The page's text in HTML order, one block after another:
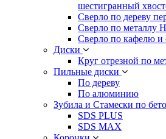
шестигранный
Сверло по дереву
Сверло по металлу
Сверло по кафелю и
Диски
Круг отрезной по
Пильные диски
По дереву
По алюминию
Зубила и Стамески по
SDS PLUS
SDS MAX